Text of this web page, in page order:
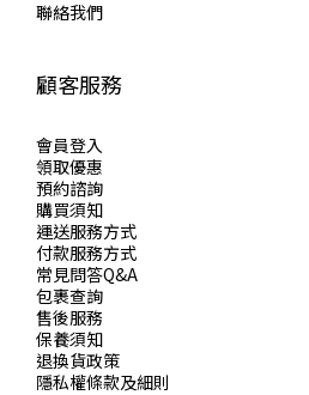
聯絡我們
顧客服務
會員登入
領取優惠
預約諮詢
購買須知
運送服務方式
付款服務方式
常見問答Q&A
包裹查詢
售後服務
保養須知
退換貨政策
隱私權條款及細則